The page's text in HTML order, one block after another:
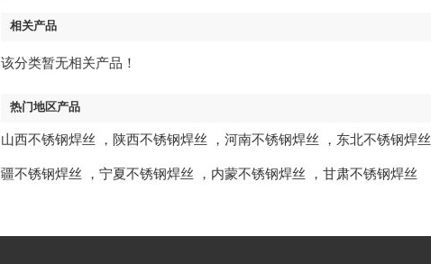
相关产品
该分类暂无相关产品！
热门地区产品
山西不锈钢焊丝 ， 陕西不锈钢焊丝 ， 河南不锈钢焊丝 ， 东北不锈钢焊丝
疆不锈钢焊丝 ， 宁夏不锈钢焊丝 ， 内蒙不锈钢焊丝 ， 甘肃不锈钢焊丝